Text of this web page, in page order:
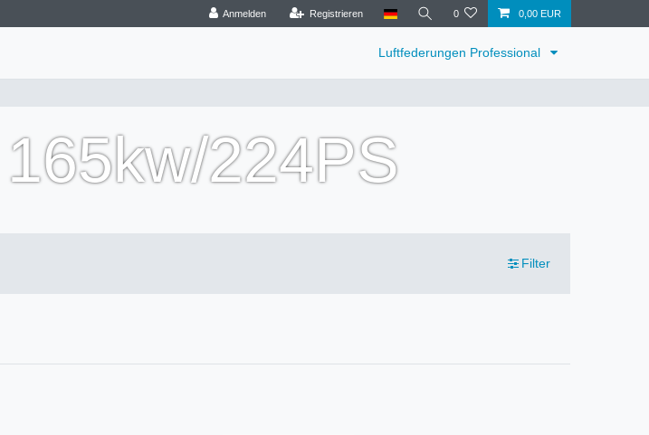
Anmelden Registrieren 0 0,00 EUR
Luftfederungen Professional
224PS
Filter